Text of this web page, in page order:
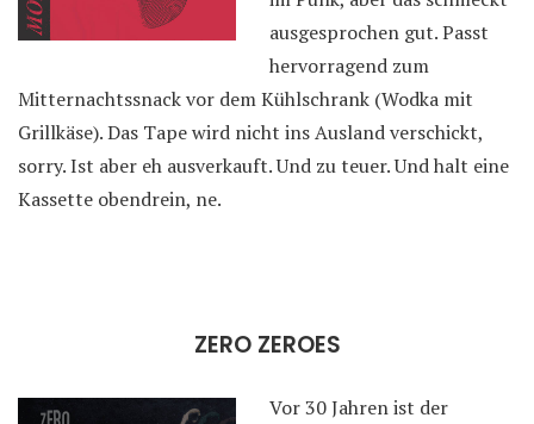
ausgesprochen gut. Passt
hervorragend zum
Mitternachtssnack vor dem Kühlschrank (Wodka mit
Grillkäse). Das Tape wird nicht ins Ausland verschickt,
sorry. Ist aber eh ausverkauft. Und zu teuer. Und halt eine
Kassette obendrein, ne.
ZERO ZEROES
Vor 30 Jahren ist der